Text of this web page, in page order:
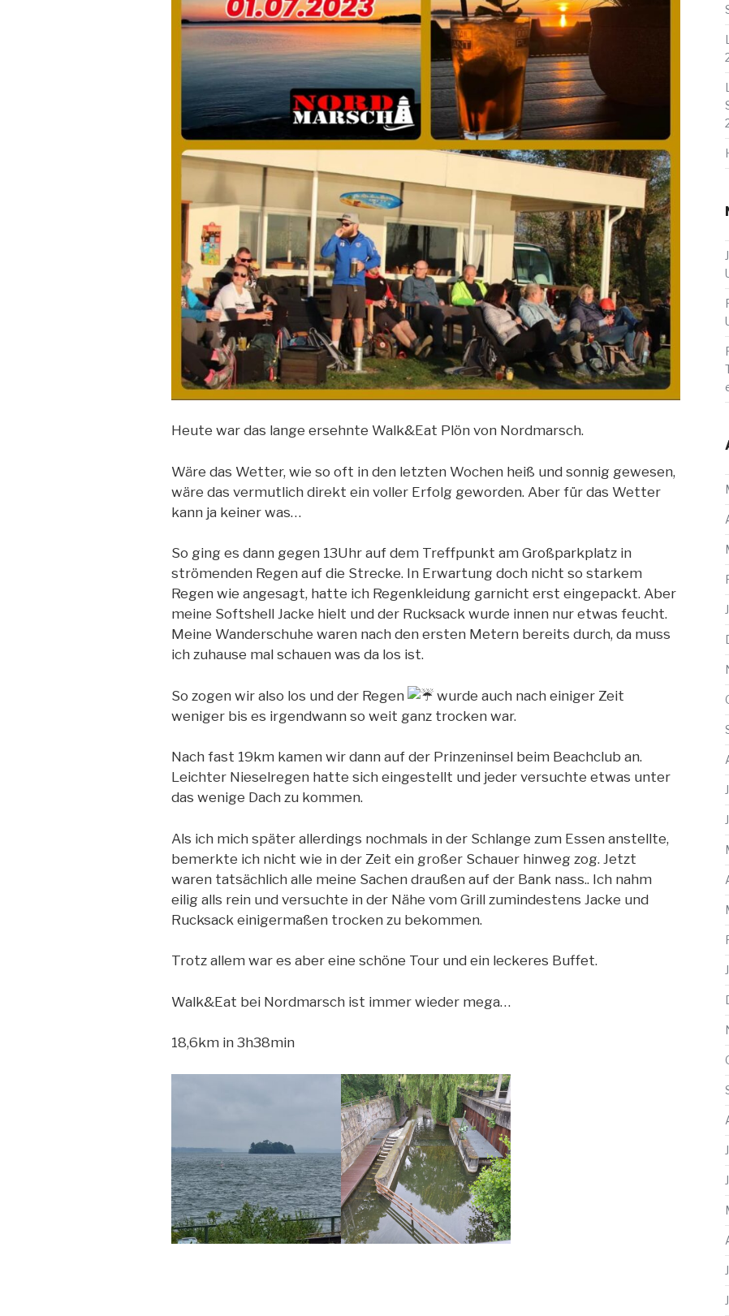
Heute war das lange ersehnte Walk&Eat Plön von Nordmarsch.
Wäre das Wetter, wie so oft in den letzten Wochen heiß und sonnig gewesen,
wäre das vermutlich direkt ein voller Erfolg geworden. Aber für das Wetter
kann ja keiner was…
So ging es dann gegen 13Uhr auf dem Treffpunkt am Großparkplatz in
strömenden Regen auf die Strecke. In Erwartung doch nicht so starkem
Regen wie angesagt, hatte ich Regenkleidung garnicht erst eingepackt. Aber
meine Softshell Jacke hielt und der Rucksack wurde innen nur etwas feucht.
Meine Wanderschuhe waren nach den ersten Metern bereits durch, da muss
ich zuhause mal schauen was da los ist.
So zogen wir also los und der Regen
wurde auch nach einiger Zeit
weniger bis es irgendwann so weit ganz trocken war.
Nach fast 19km kamen wir dann auf der Prinzeninsel beim Beachclub an.
Leichter Nieselregen hatte sich eingestellt und jeder versuchte etwas unter
das wenige Dach zu kommen.
Als ich mich später allerdings nochmals in der Schlange zum Essen anstellte,
bemerkte ich nicht wie in der Zeit ein großer Schauer hinweg zog. Jetzt
waren tatsächlich alle meine Sachen draußen auf der Bank nass.. Ich nahm
eilig alls rein und versuchte in der Nähe vom Grill zumindestens Jacke und
Rucksack einigermaßen trocken zu bekommen.
Trotz allem war es aber eine schöne Tour und ein leckeres Buffet.
Walk&Eat bei Nordmarsch ist immer wieder mega…
18,6km in 3h38min